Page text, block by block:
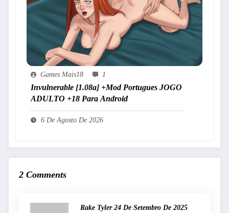
Games Mais18 1
Invulnerable [1.08a] +Mod Portugues JOGO
ADULTO +18 Para Android
6 De Agosto De 2026
2 Comments
Rake Tyler 24 De Setembro De 2025